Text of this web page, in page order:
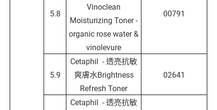
5.8
Vinoclean
Moisturizing Toner -
organic rose water &
vinolevure
00791
5.9
Cetaphil - 透亮抗敏
爽膚水Brightness
Refresh Toner
02641
Cetaphil - 透亮抗敏